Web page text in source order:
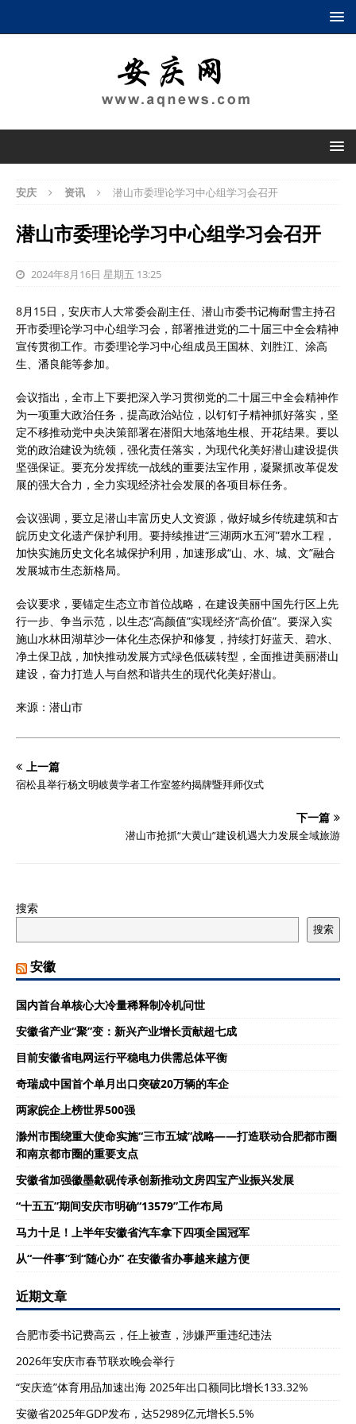
安庆 资讯 潜山市委理论学习中心组学习会召开
潜山市委理论学习中心组学习会召开
2024年8月16日 星期五 13:25
8月15日，安庆市人大常委会副主任、潜山市委书记梅耐雪主持召
开市委理论学习中心组学习会，部署推进党的二十届三中全会精神
宣传贯彻工作。市委理论学习中心组成员王国林、刘胜江、涂高
生、潘良能等参加。
会议指出，全市上下要把深入学习贯彻党的二十届三中全会精神作
为一项重大政治任务，提高政治站位，以钉钉子精神抓好落实，坚
定不移推动党中央决策部署在潜阳大地落地生根、开花结果。要以
党的政治建设为统领，强化责任落实，为现代化美好潜山建设提供
坚强保证。要充分发挥统一战线的重要法宝作用，凝聚抓改革促发
展的强大合力，全力实现经济社会发展的各项目标任务。
会议强调，要立足潜山丰富历史人文资源，做好城乡传统建筑和古
皖历史文化遗产保护利用。要持续推进“三湖两水五河”碧水工程，
加快实施历史文化名城保护利用，加速形成“山、水、城、文”融合
发展城市生态新格局。
会议要求，要锚定生态立市首位战略，在建设美丽中国先行区上先
行一步、争当示范，以生态“高颜值”实现经济“高价值”。要深入实
施山水林田湖草沙一体化生态保护和修复，持续打好蓝天、碧水、
净土保卫战，加快推动发展方式绿色低碳转型，全面推进美丽潜山
建设，奋力打造人与自然和谐共生的现代化美好潜山。
来源：潜山市
上一篇
宿松县举行杨文明岐黄学者工作室签约揭牌暨拜师仪式
下一篇
潜山市抢抓“大黄山”建设机遇大力发展全域旅游
搜索
搜索
安徽
国内首台单核心大冷量稀释制冷机问世
安徽省产业“聚”变：新兴产业增长贡献超七成
目前安徽省电网运行平稳电力供需总体平衡
奇瑞成中国首个单月出口突破20万辆的车企
两家皖企上榜世界500强
滁州市围绕重大使命实施“三市五城”战略——打造联动合肥都市圈
和南京都市圈的重要支点
安徽省加强徽墨歙砚传承创新推动文房四宝产业振兴发展
“十五五”期间安庆市明确“13579”工作布局
马力十足！上半年安徽省汽车拿下四项全国冠军
从“一件事”到“随心办” 在安徽省办事越来越方便
近期文章
合肥市委书记费高云，任上被查，涉嫌严重违纪违法
2026年安庆市春节联欢晚会举行
“安庆造”体育用品加速出海 2025年出口额同比增长133.32%
安徽省2025年GDP发布，达52989亿元增长5.5%